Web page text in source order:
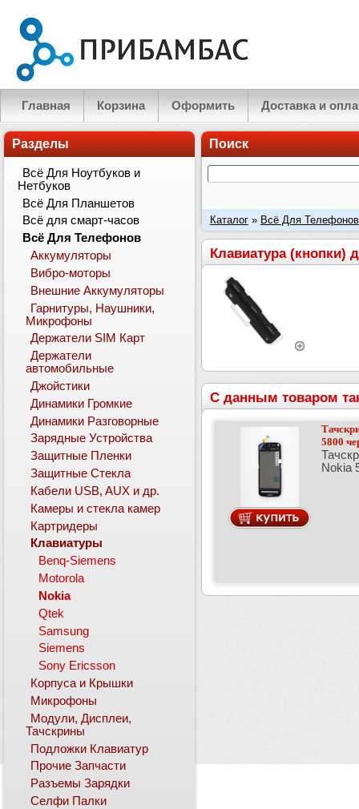
Главная Корзина Оформить Доставка и
Поиск
Каталог» Всё Для Телефонов
Клавиатура (кнопки)
С данным товаром
5800
Nokia
Разделы
Всё Для Ноутбуков и
Нетбуков
Всё Для Планшетов
Всё для смарт-часов
Всё Для Телефонов
Аккумуляторы
Вибро-моторы
Внешние Аккумуляторы
Гарнитуры, Наушники,
Микрофоны
Держатели SIM Карт
Держатели
автомобильные
Джойстики
Динамики Громкие
Динамики Разговорные
Зарядные Устройства
Защитные Пленки
Защитные Стекла
Кабели USB, AUX и др.
Камеры и стекла камер
Картридеры
Клавиатуры
Benq-Siemens
Motorola
Nokia
Qtek
Samsung
Siemens
Sony Ericsson
Корпуса и Крышки
Микрофоны
Модули, Дисплеи,
Тачскрины
Подложки Клавиатур
Прочие Запчасти
Разъемы Зарядки
Селфи Палки